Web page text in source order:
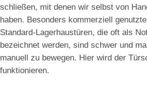
schließen, mit denen wir selbst von
haben. Besonders kommerziell
Standard-Lagerhaustüren, die oft als
bezeichnet werden, sind schwer und
manuell zu bewegen. Hier wird der
funktionieren.